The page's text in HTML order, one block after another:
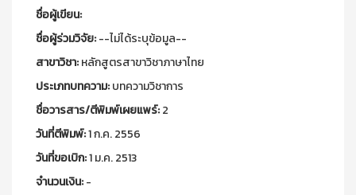
ชื่อผู้เขียน:
ชื่อผู้ร่วมวิจัย:--ไม่ได้ระบุข้อมูล--
สาขาวิชา:หลักสูตรสาขาวิชาภาษาไทย
ประเภทบทความ:บทความวิชาการ
ชื่อวารสาร/ตีพิมพ์เผยแพร์:2
วันที่ตีพิมพ์:1 ก.ค. 2556
วันที่ขอเบิก:1 ม.ค. 2513
จำนวนเงิน:-